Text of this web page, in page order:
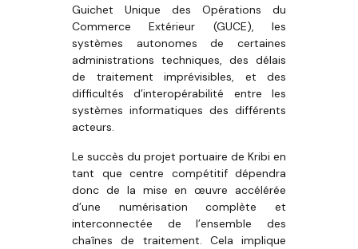
Guichet Unique des Opérations du
Commerce Extérieur (GUCE), les
systèmes autonomes de certaines
administrations techniques, des délais
de traitement imprévisibles, et des
difficultés d’interopérabilité entre les
systèmes informatiques des différents
acteurs.
Le succès du projet portuaire de Kribi en
tant que centre compétitif dépendra
donc de la mise en œuvre accélérée
d’une numérisation complète et
interconnectée de l’ensemble des
chaînes de traitement. Cela implique